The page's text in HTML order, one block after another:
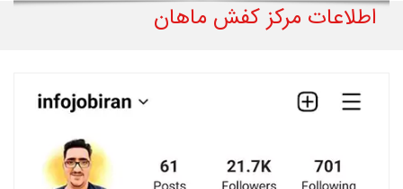
اطلاعات مرکز کفش ماهان